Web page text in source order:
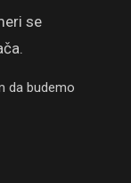
se
da budemo